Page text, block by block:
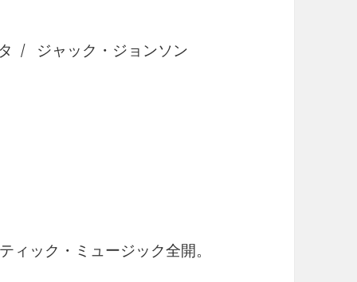
ジャック・ジョンソン
ィック・ミュージック全開。